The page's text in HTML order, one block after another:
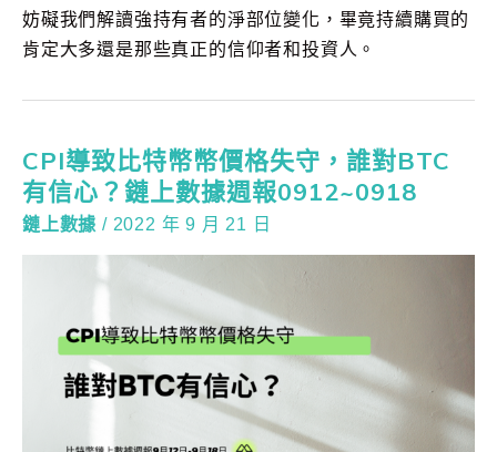
妨礙我們解讀強持有者的淨部位變化，畢竟持續購買的
肯定大多還是那些真正的信仰者和投資人。
CPI導致比特幣幣價格失守，誰對BTC
有信心？鏈上數據週報0912~0918
鏈上數據 / 2022 年 9 月 21 日